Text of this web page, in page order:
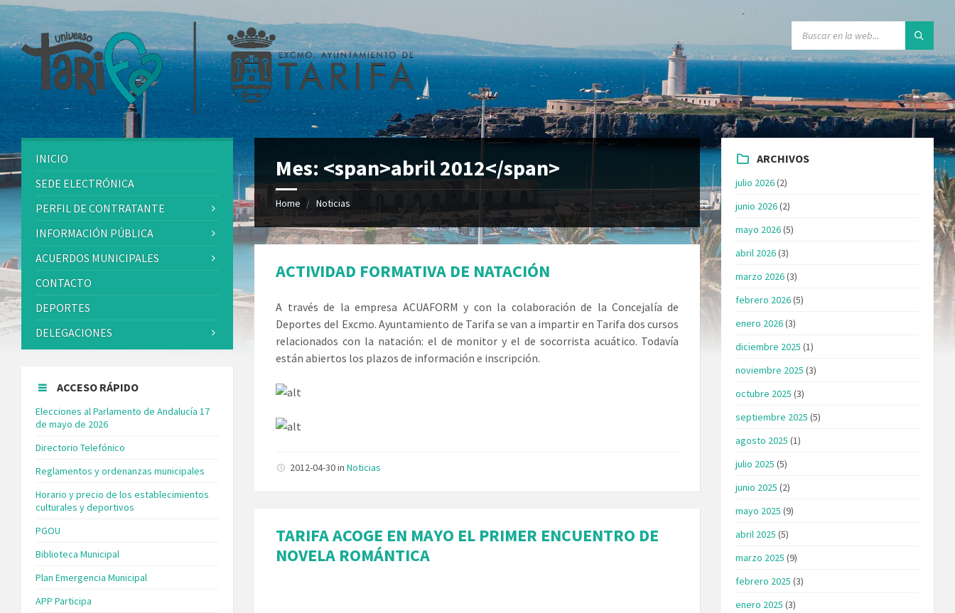
Mes: <span>abril 2012</span>
Home Noticias
ACTIVIDAD FORMATIVA DE NATACIÓN
A través de la empresa ACUAFORM y con la colaboración de la Concejalía de
Deportes del Excmo. Ayuntamiento de Tarifa se van a impartir en Tarifa dos cursos
relacionados con la natación: el de monitor y el de socorrista acuático. Todavía
están abiertos los plazos de información e inscripción.
2012-04-30inNoticias
TARIFA ACOGE EN MAYO EL PRIMER ENCUENTRO DE
NOVELA ROMÁNTICA
INICIO
SEDE ELECTRÓNICA
PERFIL DE CONTRATANTE
INFORMACIÓN PÚBLICA
ACUERDOS MUNICIPALES
CONTACTO
DEPORTES
DELEGACIONES
ACCESO RÁPIDO
Elecciones al Parlamento de Andalucía 17
de mayo de 2026
Directorio Telefónico
Reglamentos y ordenanzas municipales
Horario y precio de los establecimientos
culturales y deportivos
PGOU
Biblioteca Municipal
Plan Emergencia Municipal
APP Participa
ARCHIVOS
julio 2026(2)
junio 2026(2)
mayo 2026(5)
abril 2026(3)
marzo 2026(3)
febrero 2026(5)
enero 2026(3)
diciembre 2025 (1)
noviembre 2025 (3)
octubre 2025 (3)
septiembre 2025 (5)
agosto 2025 (1)
julio 2025 (5)
junio 2025 (2)
mayo 2025 (9)
abril 2025 (5)
marzo 2025 (9)
febrero 2025 (3)
enero 2025 (3)